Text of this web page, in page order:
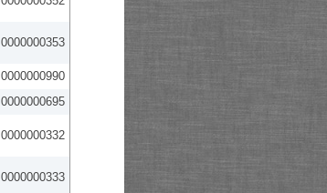
0000000353
0000000990
0000000695
0000000332
0000000333